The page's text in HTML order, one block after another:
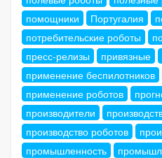
помощники
Португалия
потребительские роботы
пресс-релизы
привязные
применение беспилотников
применение роботов
производители
производство роботов
промышленность